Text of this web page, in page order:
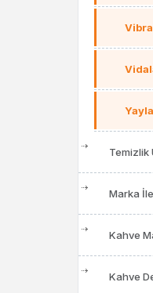
Temizlik
Marka
Kahve
Kahve